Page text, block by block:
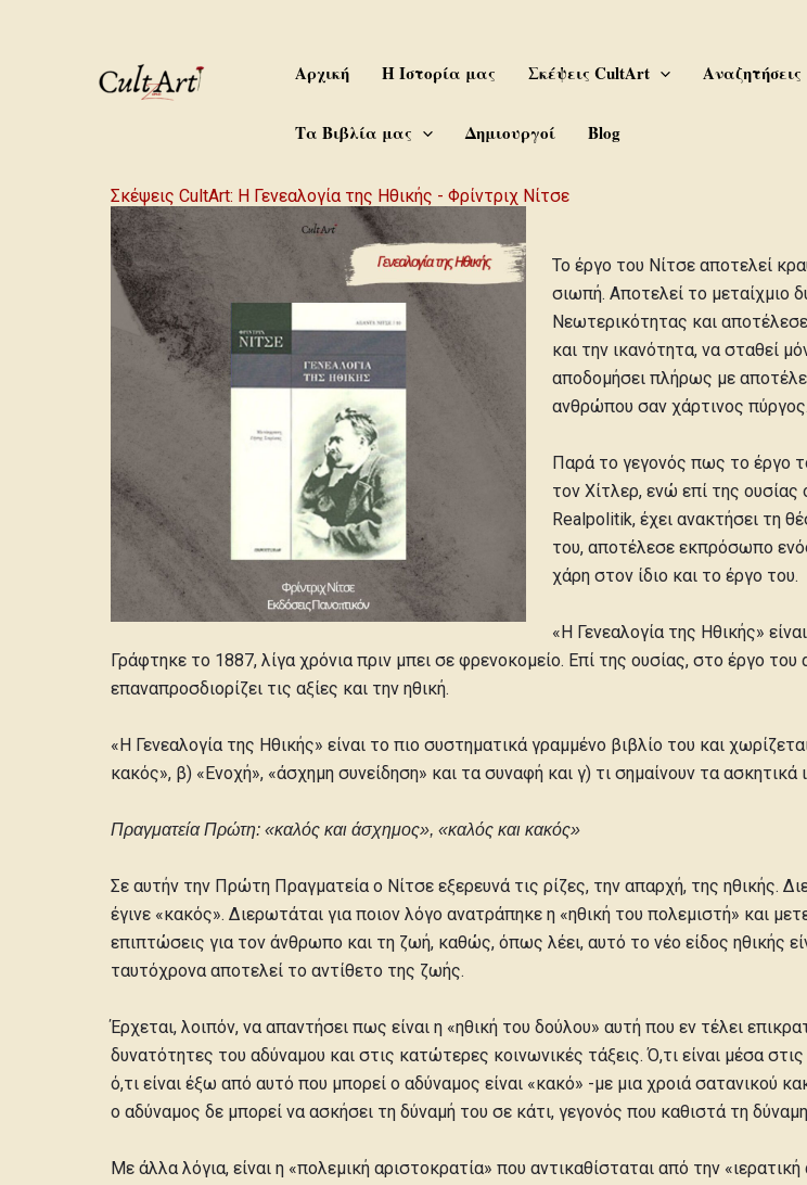
Αρχική Η Ιστορία μας Σκέψεις CultArt Αναζητήσεις
Τα Βιβλία μας Δημιουργοί Blog
Σκέψεις CultArt: Η Γενεαλογία της Ηθικής - Φρίντριχ Νίτσε
Το έργο του Νίτσε αποτελεί
σιωπή. Αποτελεί το μεταίχμιο
Νεωτερικότητας και
και την ικανότητα, να σταθεί
αποδομήσει πλήρως με
ανθρώπου σαν χάρτινος πύργος.
Παρά το γεγονός πως το έργο
τον Χίτλερ, ενώ επί της ουσίας
Realpolitik, έχει ανακτήσει τη
του, αποτέλεσε εκπρόσωπο
χάρη στον ίδιο και το έργο του.
«Η Γενεαλογία της Ηθικής»
Γράφτηκε το 1887, λίγα χρόνια πριν μπει σε φρενοκομείο. Επί της ουσίας, στο έργο
επαναπροσδιορίζει τις αξίες και την ηθική.
«Η Γενεαλογία της Ηθικής» είναι το πιο συστηματικά γραμμένο βιβλίο του και
κακός», β) «Ενοχή», «άσχημη συνείδηση» και τα συναφή και γ) τι σημαίνουν τα ασκητικά
Πραγματεία Πρώτη: «καλός και άσχημος», «καλός και κακός»
Σε αυτήν την Πρώτη Πραγματεία ο Νίτσε εξερευνά τις ρίζες, την απαρχή, της ηθικής.
έγινε «κακός». Διερωτάται για ποιον λόγο ανατράπηκε η «ηθική του πολεμιστή» και
επιπτώσεις για τον άνθρωπο και τη ζωή, καθώς, όπως λέει, αυτό το νέο είδος ηθικής
ταυτόχρονα αποτελεί το αντίθετο της ζωής.
Έρχεται, λοιπόν, να απαντήσει πως είναι η «ηθική του δούλου» αυτή που εν τέλει
δυνατότητες του αδύναμου και στις κατώτερες κοινωνικές τάξεις. Ό,τι είναι μέσα
ό,τι είναι έξω από αυτό που μπορεί ο αδύναμος είναι «κακό» -με μια χροιά σατανικού
ο αδύναμος δε μπορεί να ασκήσει τη δύναμή του σε κάτι, γεγονός που καθιστά τη
Με άλλα λόγια, είναι η «πολεμική αριστοκρατία» που αντικαθίσταται από την